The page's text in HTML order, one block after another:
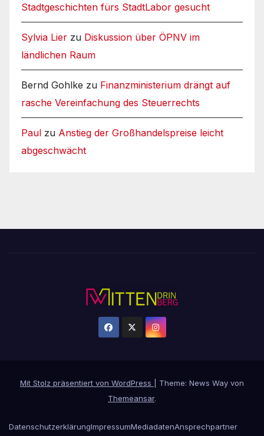
Stadtgeschichten fürs StadtLabor gesucht
Sylvia Lier zu Diskussion über ÖPNV im
ländlichen Raum
Bernd Gohlke zu Finanzministerium drängt auf
rasche Vereinfachung des Steuerrechts
Paul zu Anstieg der Großhandelspreise leicht
abgeschwächt
Mit Stolz präsentiert von WordPress
Theme: News Way von
Themeansar.
DatenschutzerklärungImpressumMediadatenAnsprechpartner